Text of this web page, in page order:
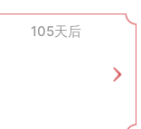
105天后